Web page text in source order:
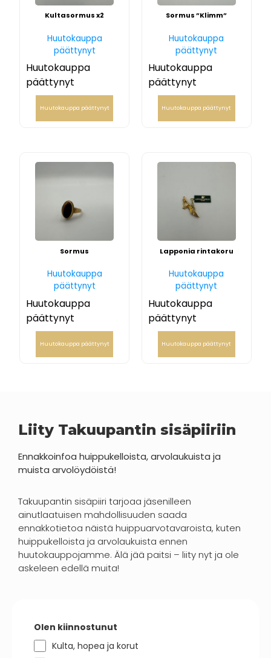
Kultasormus x2
Huutokauppa
päättynyt
Huutokauppa
päättynyt
Huutokauppa päättynyt
Sormus ”Klimm”
Huutokauppa
päättynyt
Huutokauppa
päättynyt
Huutokauppa päättynyt
Sormus
Huutokauppa
päättynyt
Huutokauppa
päättynyt
Huutokauppa päättynyt
Lapponia rintakoru
Huutokauppa
päättynyt
Huutokauppa
päättynyt
Huutokauppa päättynyt
Liity Takuupantin sisäpiiriin
Ennakkoinfoa huippukelloista, arvolaukuista ja
muista arvolöydöistä!
Takuupantin sisäpiiri tarjoaa jäsenilleen
ainutlaatuisen mahdollisuuden saada
ennakkotietoa näistä huippuarvotavaroista, kuten
huippukelloista ja arvolaukuista ennen
huutokauppojamme. Älä jää paitsi – liity nyt ja ole
askeleen edellä muita!
Olen kiinnostunut
Kulta, hopea ja korut